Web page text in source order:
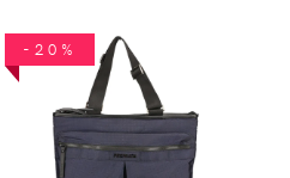
-20%